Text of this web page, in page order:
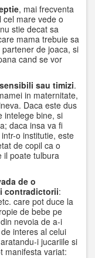
, mai frecventa
cel mare vede o
stie decat sa
mama trebuie sa
de joaca, si
cand se vor
sau timizi.
in maternitate,
Daca este dus
intelege bine, si
daca insa va fi
o institutie, este
de copil ca o
il poate tulbura
de o
contradictorii:
care pot duce la
de bebe pe
nevoia de a-i
interes al celui
i jucariile si
manifesta variat: